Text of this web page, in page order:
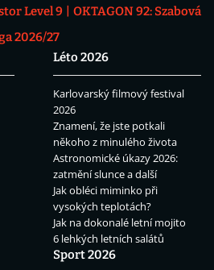
Level 9
OKTAGON 92: Szabová
2026/27
Léto 2026
Karlovarský filmový festival
2026
Znamení, že jste potkali
někoho z minulého života
Astronomické úkazy 2026:
zatmění slunce a další
Jak obléci miminko při
vysokých teplotách?
Jak na dokonalé letní mojito
6 lehkých letních salátů
Sport 2026